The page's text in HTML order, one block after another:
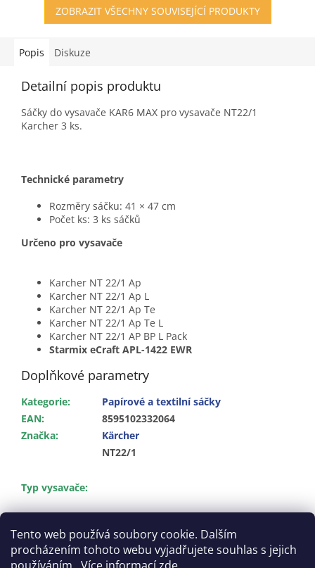
Tento web používá soubory cookie. Dalším
procházením tohoto webu vyjadřujete souhlas s jejich
ZOBRAZIT VŠECHNY SOUVISEJÍCÍ PRODUKTY
Popis Diskuze
Detailní popis produktu
Sáčky do vysavače KAR6 MAX pro vysavače NT22/1
Karcher 3 ks.
Technické parametry
Rozměry sáčku: 41 × 47 cm
Počet ks: 3 ks sáčků
Určeno pro vysavače
Karcher NT 22/1 Ap
Karcher NT 22/1 Ap L
Karcher NT 22/1 Ap Te
Karcher NT 22/1 Ap Te L
Karcher NT 22/1 AP BP L Pack
Starmix eCraft APL-1422 EWR
Doplňkové parametry
Kategorie:
Papírové a textilní sáčky
EAN:
8595102332064
Značka: Kärcher
Typ vysavače:
NT22/1